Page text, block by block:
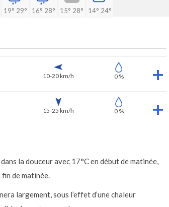
19° 29° 16° 28° 15° 28° 14° 24°
10-20 km/h 0 %
15-25 km/h 0 %
la douceur avec 17°C en début de matinée,
de matinée.
largement, sous l’effet d’une chaleur